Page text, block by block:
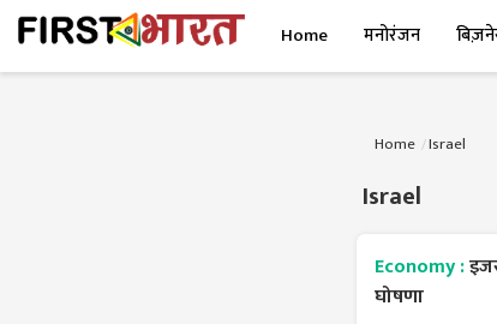
Home मनोरंजन
Home Israel
Israel
Economy :
घोषणा